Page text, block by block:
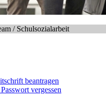
/ Schulsozialarbeit
beantragen
vergessen